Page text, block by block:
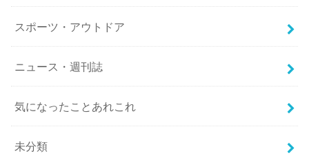
スポーツ・アウトドア
ニュース・週刊誌
気になったことあれこれ
未分類